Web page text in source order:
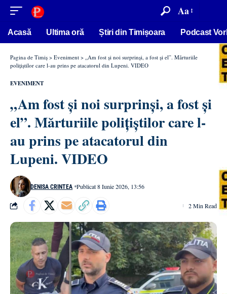
conținut Aa
Acasă Ultima oră Știri din Timișoara Podcast
Pagina de Timiș > Eveniment > „Am fost și noi surprinși, a fost și el”. Mărturiile
polițiștilor care l-au prins pe atacatorul din Lupeni. VIDEO
EVENIMENT
„Am fost și noi surprinși, a fost și
el”. Mărturiile polițiștilor care l-
au prins pe atacatorul din
Lupeni. VIDEO
DENISA CRINTEA Publicat 8 Iunie 2026, 13:56
2 Min Read